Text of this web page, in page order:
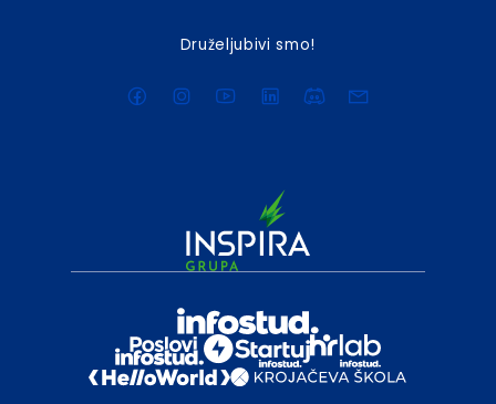
Druželjubivi smo!